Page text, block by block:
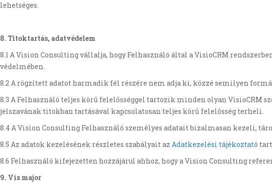
lehetséges.
8. Titoktartás, adatvédelem
8.1 A Vision Consulting vállalja, hogy Felhasználó által a VisioCRM
védelmében.
8.2 A rögzített adatot harmadik fél részére nem adja ki, közzé semilyen
8.3 A Felhasználó teljes körű felelősséggel tartozik minden olyan VisioCRM
jelszavának titokban tartásával kapcsolatosan teljes körű felelősség terheli.
8.4 A Vision Consulting Felhasználó személyes adatait bizalmasan kezeli,
8.5 Az adatok kezelésének részletes szabályait az Adatkezelési tájékoztató
8.6 Felhasználó kifejezetten hozzájárul ahhoz, hogy a Vision Consulting
9. Vis major